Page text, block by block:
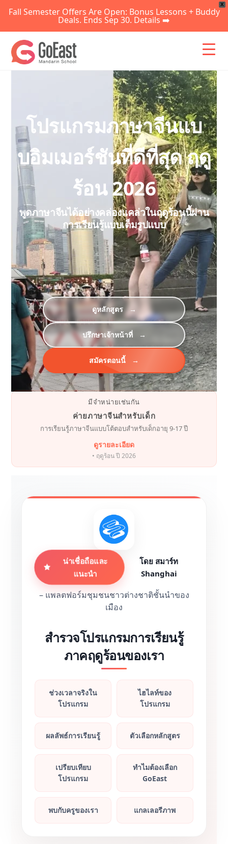
X
Fall Semester Offers Are Open: Bonus Lessons + Buddy
Deals. Ends Sep 30. Details ➡️
โปรแกรมภาษาจีนแบ
บอิมเมอร์ชันที่ดีที่สุด ฤดู
ร้อน 2026
พูดภาษาจีนได้อย่างคล่องแคล่วในฤดูร้อนนี้ผ่าน
การเรียนรู้แบบเต็มรูปแบบ
ดูหลักสูตร →
ปรึกษาเจ้าหน้าที่ →
สมัครตอนนี้ →
มีจำหน่ายเช่นกัน
ค่ายภาษาจีนสำหรับเด็ก
การเรียนรู้ภาษาจีนแบบโต้ตอบสำหรับเด็กอายุ 9-17 ปี
ดูรายละเอียด
• ฤดูร้อน ปี 2026
น่าเชื่อถือและ
แนะนำ
โดย สมาร์ท
Shanghai
– แพลตฟอร์มชุมชนชาวต่างชาติชั้นนำของ
เมือง
สำรวจโปรแกรมการเรียนรู้
ภาคฤดูร้อนของเรา
ช่วงเวลาจริงใน
โปรแกรม
ไฮไลท์ของ
โปรแกรม
ผลลัพธ์การเรียนรู้ ตัวเลือกหลักสูตร
เปรียบเทียบ
โปรแกรม
ทำไมต้องเลือก
GoEast
พบกับครูของเรา แกลเลอรีภาพ